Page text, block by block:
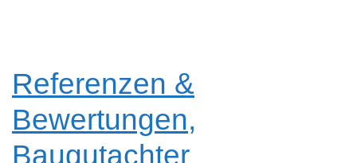
Referenzen &
Bewertungen,
Baugutachter